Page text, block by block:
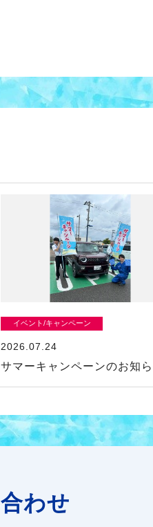
イベント/キャンペーン
2026.07.24
サマーキャンペーンのお知ら
わせ